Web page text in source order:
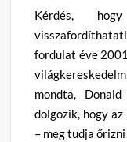
Kérdés,
fordulat éve
mondta,
dolgozik, hogy
– meg tudja